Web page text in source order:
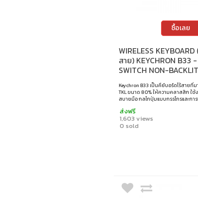
ซื้อเลย
WIRELESS
สาย) KEYCHRON B33 -
SWITCH NON-
CLASSIC BLACK B33-
Keychron B33 เป็นคีย์บอร์ดไร้สายที่
TKL ขนาด 80% ให้ความคลาสสิก ใช้
สบายมือ กลไกปุ่มแบบกรรไกรและกา
เชื่อมต่อแบบสามโหมด — 2.4 GHz,
เชื่อมต่อผ่านสาย — เพื่อการใช้งาน
หลากหลาย ไม่ว่าจะอยู่ที่บ้าน ออฟฟิศ
ส่งฟรี
1,603 views
0 sold